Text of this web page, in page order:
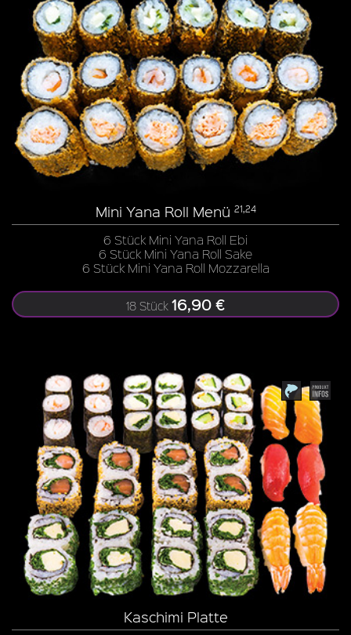
Mini Yana Roll Menü 21,24
6 Stück Mini Yana Roll Ebi
6 Stück Mini Yana Roll Sake
6 Stück Mini Yana Roll Mozzarella
18 Stück 16,90 €
Kaschimi Platte